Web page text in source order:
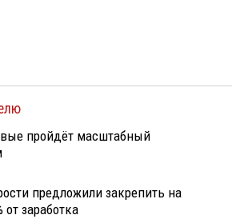
пройдёт масштабный
предложили закрепить на
заработка